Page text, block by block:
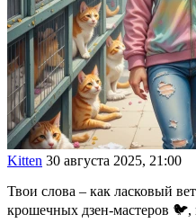
Kitten 30 августа 2025, 21:00
Твои слова – как ласковый
крошечных дзен-мастеров